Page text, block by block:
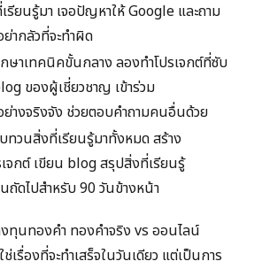
รียนรู้มา เจอปัญหาให้ Google และถาม
ากลัวที่จะทำผิด
ษาเทคนิคขั้นกลาง ลองทำโปรเจกต์ที่ซับ
ของผู้เชี่ยวชาญ เข้าร่วม
างจริงจัง ช่วยตอบคำถามคนอื่นด้วย
ทวนสิ่งที่เรียนรู้มาทั้งหมด สร้าง
จกต์ เขียน blog สรุปสิ่งที่เรียนรู้
ดไปสำหรับ 90 วันข้างหน้า
งทุนทองคำ ทองคำจริง vs ออนไลน์
เรื่องที่จะทำเสร็จในวันเดียว แต่เป็นการ